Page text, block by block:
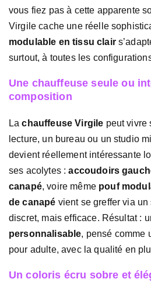
vous fiez pas à cette apparente
Virgile cache une réelle
modulable en tissu clair
surtout, à toutes les
Une chauffeuse seule ou
composition
Lachauffeuse Virgile peut vivre
lecture, un bureau ou un studio
devient réellement intéressante
ses acolytes :accoudoirs
canapé, voire même pouf
de canapé vient se greffer via un
discret, mais efficace. Résultat :
personnalisable, pensé comme
pour adulte, avec la qualité en
Un coloris écru sobre et